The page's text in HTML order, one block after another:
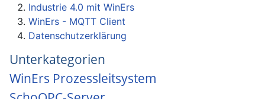
Industrie 4.0 mit WinErs
WinErs - MQTT Client
Datenschutzerklärung
Unterkategorien
WinErs Prozessleitsystem